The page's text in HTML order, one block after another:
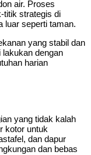
air. Proses
titik strategis di
luar seperti taman.
yang stabil dan
lakukan dengan
harian
yang tidak kalah
kotor untuk
dan dapur
dan bebas